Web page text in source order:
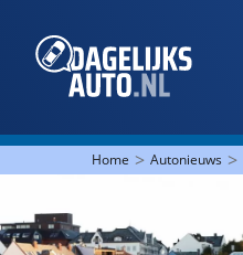
Home > Autonieuws >